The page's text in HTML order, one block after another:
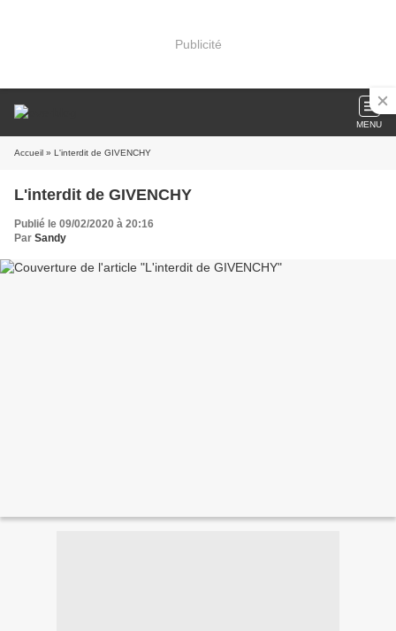
Publicité
MENU
Accueil » L'interdit de GIVENCHY
L'interdit de GIVENCHY
Publié le 09/02/2020 à 20:16
Par Sandy